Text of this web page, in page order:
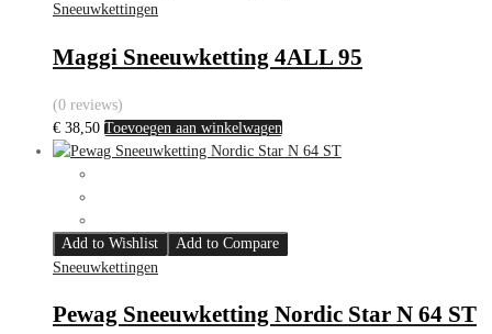
Sneeuwkettingen
Maggi Sneeuwketting 4ALL 95
(0 reviews)
€ 38,50 Toevoegen aan winkelwagen
Add to Wishlist
Add to Compare
Sneeuwkettingen
Pewag Sneeuwketting Nordic Star N 64 ST